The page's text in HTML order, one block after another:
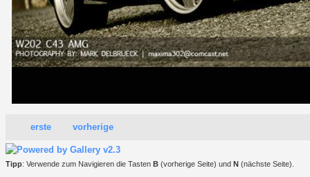
erste vorherige
Tipp: Verwende zum Navigieren die Tasten B (vorherige Seite) und N (nächste Seite).